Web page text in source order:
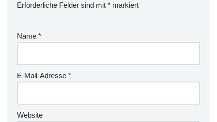
Erforderliche Felder sind mit * markiert
Name *
E-Mail-Adresse *
Website